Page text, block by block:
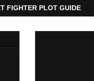
FIGHTER PLOT GUIDE